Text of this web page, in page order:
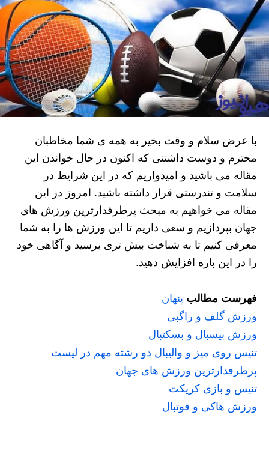
با عرض سلام و وقت بخیر به همه ی شما مخاطبان
محترم و دوست داشتنی که اکنون در حال خواندن این
مقاله می باشید و امیدواریم که در این شرایط در
سلامت و تندرستی قرار داشته باشید. امروز در این
مقاله می خواهیم به مبحث پرطرفدارترین ورزش های
جهان بپردازیم و سعی داریم تا این ورزش ها را به شما
معرفی کنیم تا به شناخت بیش تری برسید و آگاهی خود
را در این باره افزایش دهید.
فهرست مطالب پنهان
ورزش گلف و راگبی
ورزش بیسبال و بسکتبال
تنیس روی میز و والیبال دو رشته مهم در لیست
پرطرفدارترین ورزش های جهان
تنیس و بازی کریکت
ورزش هاکی و فوتبال